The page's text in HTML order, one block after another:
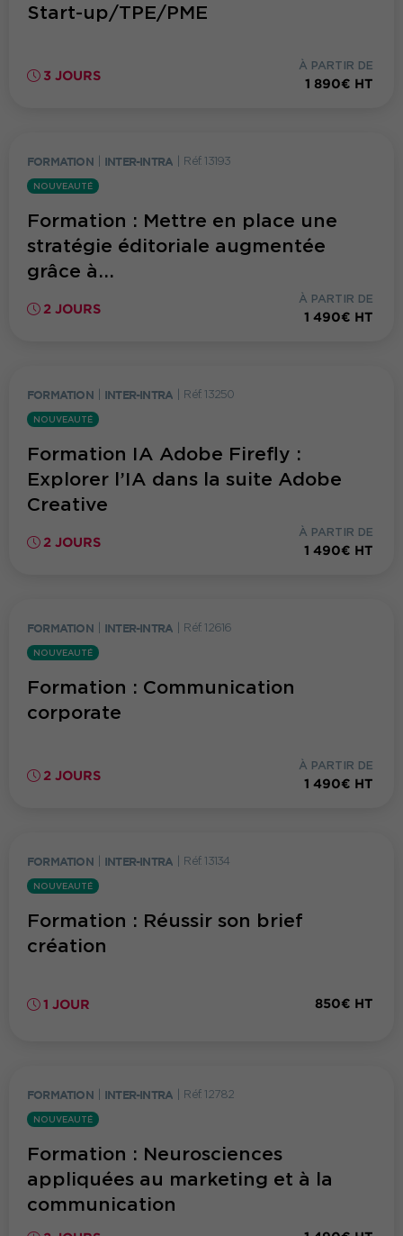
Start-up/TPE/PME
3 JOURS
À PARTIR DE
1 890€ HT
FORMATION INTER-INTRA Réf. 13193
NOUVEAUTÉ
Formation : Mettre en place une
stratégie éditoriale augmentée
grâce à...
2 JOURS
À PARTIR DE
1 490€ HT
FORMATION INTER-INTRA Réf. 13250
NOUVEAUTÉ
Formation IA Adobe Firefly :
Explorer l’IA dans la suite Adobe
Creative
2 JOURS
À PARTIR DE
1 490€ HT
FORMATION INTER-INTRA Réf. 12616
NOUVEAUTÉ
Formation : Communication
corporate
2 JOURS
À PARTIR DE
1 490€ HT
FORMATION INTER-INTRA Réf. 13134
NOUVEAUTÉ
Formation : Réussir son brief
création
1 JOUR 850€ HT
FORMATION INTER-INTRA Réf. 12782
NOUVEAUTÉ
Formation : Neurosciences
appliquées au marketing et à la
communication